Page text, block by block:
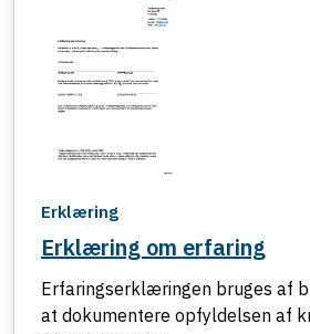
Erklæring
Erklæring om erfaring
Erfaringserklæringen bruges af
at dokumentere opfyldelsen af